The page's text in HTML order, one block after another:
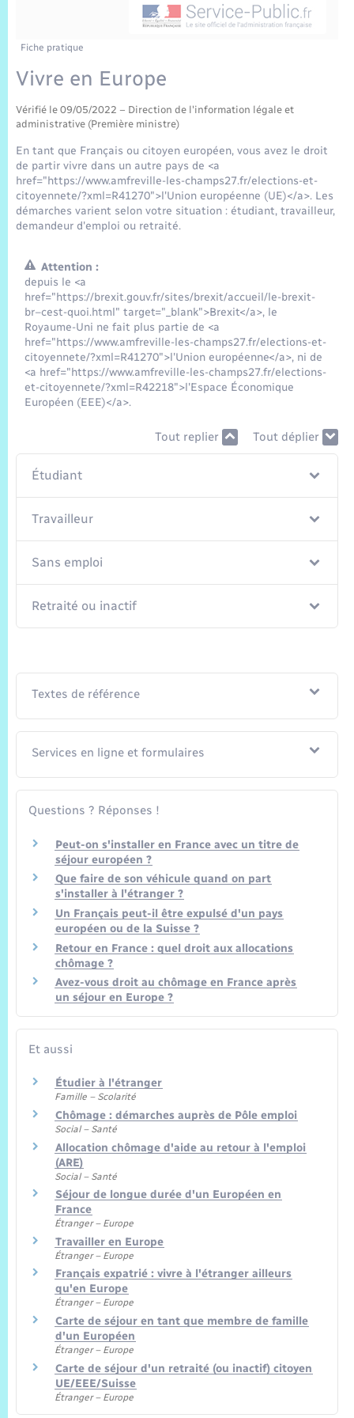
Risques naturels et technologiques
Permis détention de chien
Numéros utiles
Vidéoprotection
Infos communales
Journal municipal numérique
Publications
Arrêtés municipaux
Budget
Cadastre
La Communauté de Communes
Eure en Normandie
L’Eglise
Le Cimetière
Info Patrimoine communal
Elections et citoyenneté
Concessions funéraires
Déchets
EDF ENEDIS
Véolia – Eau Assainissement
Enfants – Jeunes
Seniors
Numérique
Transports
Trafic routier
Météo
Sports et activités
Associations
Hébergement de loisirs
Bilan des 2 mandats : 2014 et 2020
Fiche pratique
Vivre en Europe
Vérifié le 09/05/2022 – Direction de l'information légale et
administrative (Première ministre)
En tant que Français ou citoyen européen, vous avez le droit
de partir vivre dans un autre pays de <a
href="https://www.amfreville-les-champs27.fr/elections-et-
citoyennete/?xml=R41270">l'Union européenne (UE)</a>. Les
démarches varient selon votre situation : étudiant, travailleur,
demandeur d'emploi ou retraité.
Attention :
depuis le <a
href="https://brexit.gouv.fr/sites/brexit/accueil/le-brexit-
br–cest-quoi.html" target="_blank">Brexit</a>, le
Royaume-Uni ne fait plus partie de <a
href="https://www.amfreville-les-champs27.fr/elections-et-
citoyennete/?xml=R41270">l'Union européenne</a>, ni de
<a href="https://www.amfreville-les-champs27.fr/elections-
et-citoyennete/?xml=R42218">l'Espace Économique
Européen (EEE)</a>.
Tout replier Tout déplier
Étudiant
Travailleur
Sans emploi
Retraité ou inactif
Textes de référence
Services en ligne et formulaires
Questions ? Réponses !
Peut-on s'installer en France avec un titre de
séjour européen ?
Que faire de son véhicule quand on part
s'installer à l'étranger ?
Un Français peut-il être expulsé d'un pays
européen ou de la Suisse ?
Retour en France : quel droit aux allocations
chômage ?
Avez-vous droit au chômage en France après
un séjour en Europe ?
Et aussi
Étudier à l'étranger
Famille – Scolarité
Chômage : démarches auprès de Pôle emploi
Social – Santé
Allocation chômage d'aide au retour à l'emploi
(ARE)
Social – Santé
Séjour de longue durée d'un Européen en
France
Étranger – Europe
Travailler en Europe
Étranger – Europe
Français expatrié : vivre à l'étranger ailleurs
qu'en Europe
Étranger – Europe
Carte de séjour en tant que membre de famille
d'un Européen
Étranger – Europe
Carte de séjour d'un retraité (ou inactif) citoyen
UE/EEE/Suisse
Étranger – Europe